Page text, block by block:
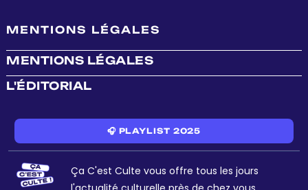
MENTIONS LÉGALES
MENTIONS LÉGALES
L'ÉDITORIAL
🎧 PLAYLIST 2025
Ça C'est Culte vous offre tous les jours